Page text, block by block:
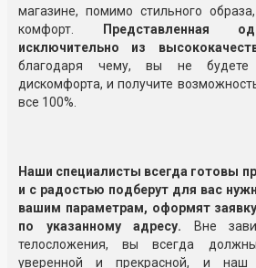
магазине, помимо стильного
комфорт.
Представленная
исключительно из
благодаря чему, вы не будете
дискомфорта, и получите
все 100%.
Наши специалисты всегда готовы
и с радостью подберут для вас
вашим параметрам, оформят
по указанному адресу.
Вне
телосложения, вы всегда
уверенной и прекрасной, и наш